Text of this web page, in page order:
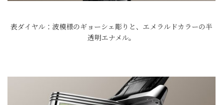
表ダイヤル：波模様のギョーシェ彫りと、エメラルドカラーの半
透明エナメル。